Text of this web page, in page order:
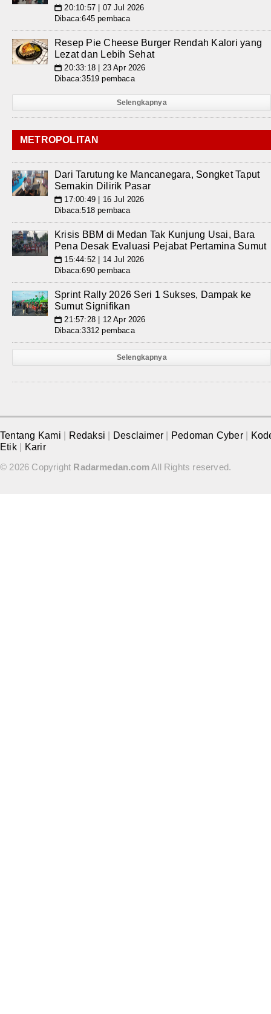
📅 20:10:57 | 07 Jul 2026
Dibaca:645 pembaca
Resep Pie Cheese Burger Rendah Kalori yang
Lezat dan Lebih Sehat
📅 20:33:18 | 23 Apr 2026
Dibaca:3519 pembaca
Selengkapnya
METROPOLITAN
Dari Tarutung ke Mancanegara, Songket Taput
Semakin Dilirik Pasar
📅 17:00:49 | 16 Jul 2026
Dibaca:518 pembaca
Krisis BBM di Medan Tak Kunjung Usai, Bara
Pena Desak Evaluasi Pejabat Pertamina Sumut
📅 15:44:52 | 14 Jul 2026
Dibaca:690 pembaca
Sprint Rally 2026 Seri 1 Sukses, Dampak ke
Sumut Signifikan
📅 21:57:28 | 12 Apr 2026
Dibaca:3312 pembaca
Selengkapnya
Tentang Kami Redaksi Desclaimer Pedoman Cyber
Etik
Karir
© 2026 Copyright Radarmedan.comAll Rights reserved.